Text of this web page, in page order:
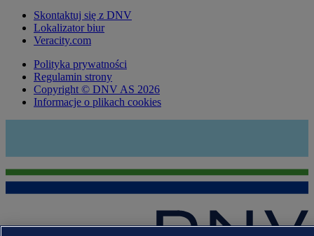
Skontaktuj się z DNV
Lokalizator biur
Veracity.com
Polityka prywatności
Regulamin strony
Copyright © DNV AS 2026
Informacje o plikach cookies